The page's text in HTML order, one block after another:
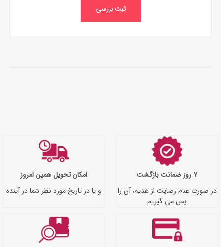
ثبت بررسی
7 روز ضمانت بازگشت
در صورت عدم رضایت از هدیه، آن را
پس می گیریم
امکان تحویل همین امروز
و یا در تاریخ مورد نظر شما در آینده